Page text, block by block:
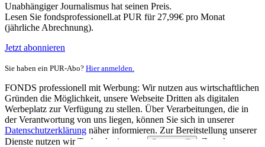
Unabhängiger Journalismus hat seinen Preis.
Lesen Sie fondsprofessionell.at PUR für 27,99€ pro Monat
(jährliche Abrechnung).
Jetzt abonnieren
Sie haben ein PUR-Abo? Hier anmelden.
FONDS professionell mit Werbung: Wir nutzen aus wirtschaftlichen
Gründen die Möglichkeit, unsere Webseite Dritten als digitalen
Werbeplatz zur Verfügung zu stellen. Über Verarbeitungen, die in
der Verantwortung von uns liegen, können Sie sich in unserer
Datenschutzerklärung näher informieren. Zur Bereitstellung unserer
Dienste nutzen wir Technologien von
Partnern (5)
. Zwecke: